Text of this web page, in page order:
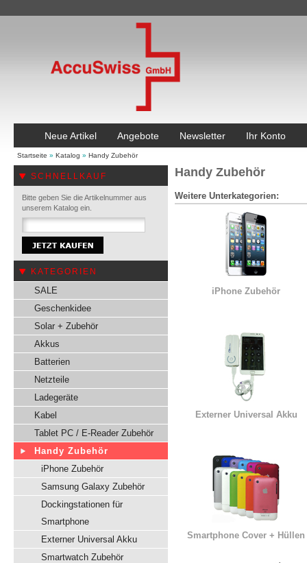
Neue Artikel Angebote Newsletter Ihr Konto
Startseite » Katalog » Handy Zubehör
SCHNELLKAUF
Bitte geben Sie die Artikelnummer aus
unserem Katalog ein.
KATEGORIEN
SALE
Geschenkidee
Solar + Zubehör
Akkus
Batterien
Netzteile
Ladegeräte
Kabel
Tablet PC / E-Reader Zubehör
Handy Zubehör
iPhone Zubehör
Samsung Galaxy Zubehör
Dockingstationen für
Smartphone
Externer Universal Akku
Smartwatch Zubehör
Handy Zubehör
Weitere Unterkategorien:
iPhone Zubehör
Externer Universal Akku
Smartphone Cover + Hüllen